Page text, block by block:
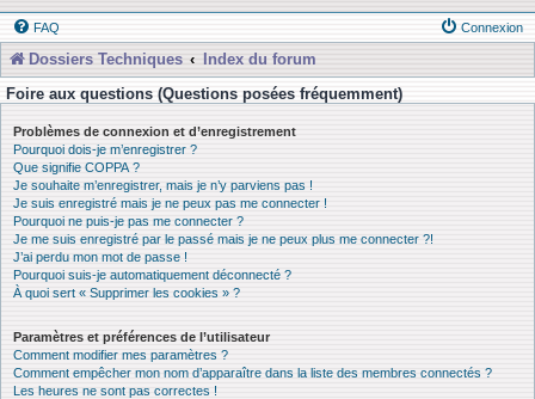
FAQ Connexion
Dossiers Techniques
Index du forum
Foire aux questions (Questions posées fréquemment)
Problèmes de connexion et d’enregistrement
Pourquoi dois-je m’enregistrer ?
Que signifie COPPA ?
Je souhaite m’enregistrer, mais je n’y parviens pas !
Je suis enregistré mais je ne peux pas me connecter !
Pourquoi ne puis-je pas me connecter ?
Je me suis enregistré par le passé mais je ne peux plus me connecter ?!
J’ai perdu mon mot de passe !
Pourquoi suis-je automatiquement déconnecté ?
À quoi sert « Supprimer les cookies » ?
Paramètres et préférences de l’utilisateur
Comment modifier mes paramètres ?
Comment empêcher mon nom d’apparaître dans la liste des membres connectés ?
Les heures ne sont pas correctes !